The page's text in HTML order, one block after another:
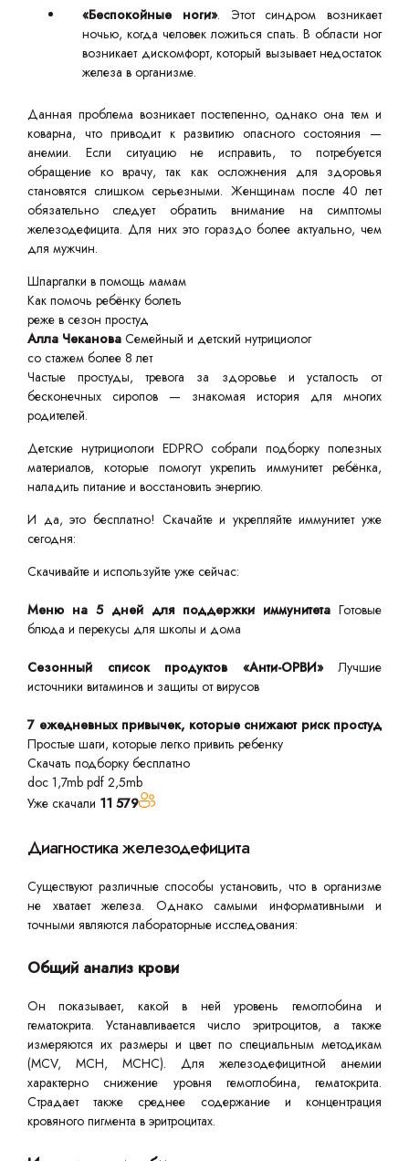
«Беспокойные ноги». Этот синдром возникает
ночью, когда человек ложиться спать. В области ног
возникает дискомфорт, который вызывает недостаток
железа в организме.
Данная проблема возникает постепенно, однако она тем и
коварна, что приводит к развитию опасного состояния —
анемии. Если ситуацию не исправить, то потребуется
обращение ко врачу, так как осложнения для здоровья
становятся слишком серьезными. Женщинам после 40 лет
обязательно следует обратить внимание на симптомы
железодефицита. Для них это гораздо более актуально, чем
для мужчин.
Шпаргалки в помощь мамам
Как помочь ребёнку болеть
реже в сезон простуд
Алла Чеканова Семейный и детский нутрициолог
со стажем более 8 лет
Частые простуды, тревога за здоровье и усталость от
бесконечных сиропов — знакомая история для многих
родителей.
Детские нутрициологи EDPRO собрали подборку полезных
материалов, которые помогут укрепить иммунитет ребёнка,
наладить питание и восстановить энергию.
И да, это бесплатно! Скачайте и укрепляйте иммунитет уже
сегодня:
Скачивайте и используйте уже сейчас:
Меню на 5 дней для поддержки иммунитета Готовые
блюда и перекусы для школы и дома
Сезонный список продуктов «Анти-ОРВИ»
Лучшие
источники витаминов и защиты от вирусов
7 ежедневных привычек, которые снижают риск простуд
Простые шаги, которые легко привить ребенку
Скачать подборку бесплатно
doc 1,7mb pdf 2,5mb
Уже скачали 11 579
Диагностика железодефицита
Существуют различные способы установить, что в организме
не хватает железа. Однако самыми информативными и
точными являются лабораторные исследования:
Общий анализ крови
Он показывает, какой в ней уровень гемоглобина и
гематокрита. Устанавливается число эритроцитов, а также
измеряются их размеры и цвет по специальным методикам
(MCV, MCH, MCHC). Для железодефицитной анемии
характерно снижение уровня гемоглобина, гематокрита.
Страдает также среднее содержание и концентрация
кровяного пигмента в эритроцитах.